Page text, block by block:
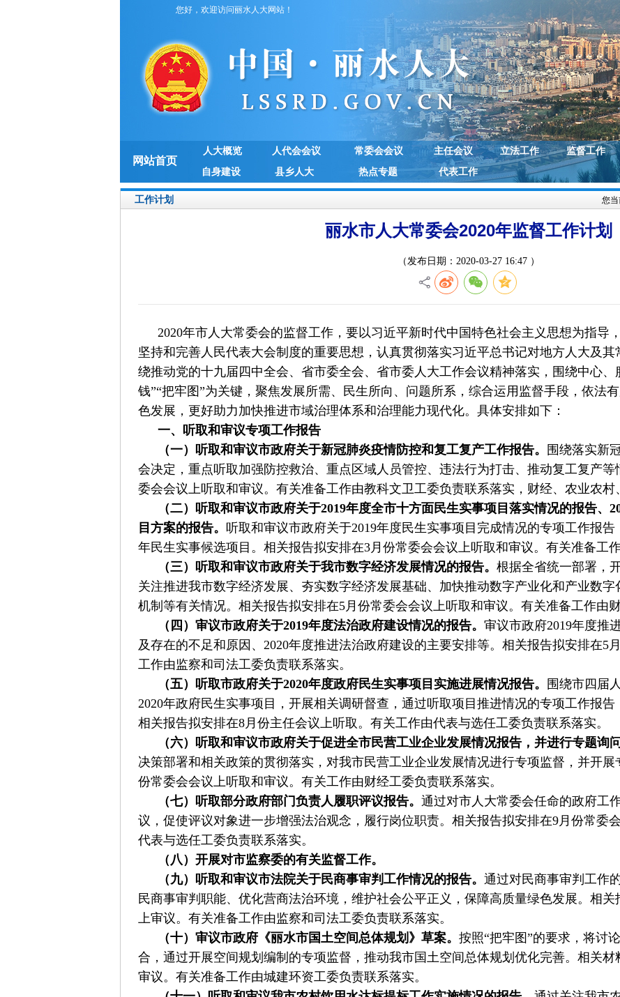
您好，欢迎访问丽水人大网站！
网站首页
人大概览 人代会会议 常委会会议 主任会议 立法工作 监督工作
自身建设
县乡人大 热点专题 代表工作
工作计划 您当
丽水市人大常委会2020年监督工作计划
（发布日期：2020-03-27 16:47 ）
2020年市人大常委会的监督工作，要以习近平新时代中国特色社会主义思想为指导
坚持和完善人民代表大会制度的重要思想，认真贯彻落实习近平总书记对地方人大及其
绕推动党的十九届四中全会、省市委全会、省市委人大工作会议精神落实，围绕中心、
钱”“把牢图”为关键，聚焦发展所需、民生所向、问题所系，综合运用监督手段，依法
色发展，更好助力加快推进市域治理体系和治理能力现代化。具体安排如下：
一、听取和审议专项工作报告
（一）听取和审议市政府关于新冠肺炎疫情防控和复工复产工作报告。
围绕落实新
会决定，重点听取加强防控救治、重点区域人员管控、违法行为打击、推动复工复产
委会会议上听取和审议。有关准备工作由教科文卫工委负责联系落实，财经、农业农村
（二）听取和审议市政府关于2019年度全市十方面民生实事项目落实情况的报告、
目方案的报告。 听取和审议市政府关于2019年度民生实事项目完成情况的专项工作报
年民生实事候选项目。相关报告拟安排在3月份常委会会议上听取和审议。有关准备工
（三）听取和审议市政府关于我市数字经济发展情况的报告。 根据全省统一部署，
关注推进我市数字经济发展、夯实数字经济发展基础、加快推动数字产业化和产业数字
机制等有关情况。相关报告拟安排在5月份常委会会议上听取和审议。有关准备工作由
（四）审议市政府关于2019年度法治政府建设情况的报告。 审议市政府2019年度推
及存在的不足和原因、2020年度推进法治政府建设的主要安排等。相关报告拟安排在5
工作由监察和司法工委负责联系落实。
（五）听取市政府关于2020年度政府民生实事项目实施进展情况报告。
围绕市四届
2020年政府民生实事项目，开展相关调研督查，通过听取项目推进情况的专项工作报告
相关报告拟安排在8月份主任会议上听取。有关工作由代表与选任工委负责联系落实。
（六）听取和审议市政府关于促进全市民营工业企业发展情况报告，并进行专题询问
决策部署和相关政策的贯彻落实，对我市民营工业企业发展情况进行专项监督，并开展
份常委会会议上听取和审议。有关工作由财经工委负责联系落实。
（七）听取部分政府部门负责人履职评议报告。 通过对市人大常委会任命的政府工
议，促使评议对象进一步增强法治观念，履行岗位职责。相关报告拟安排在9月份常委
代表与选任工委负责联系落实。
（八）开展对市监察委的有关监督工作。
（九）听取和审议市法院关于民商事审判工作情况的报告。 通过对民商事审判工作
民商事审判职能、优化营商法治环境，维护社会公平正义，保障高质量绿色发展。相关
上审议。有关准备工作由监察和司法工委负责联系落实。
（十）审议市政府《丽水市国土空间总体规划》草案。 按照“把牢图”的要求，将讨
合，通过开展空间规划编制的专项监督，推动我市国土空间总体规划优化完善。相关
审议。有关准备工作由城建环资工委负责联系落实。